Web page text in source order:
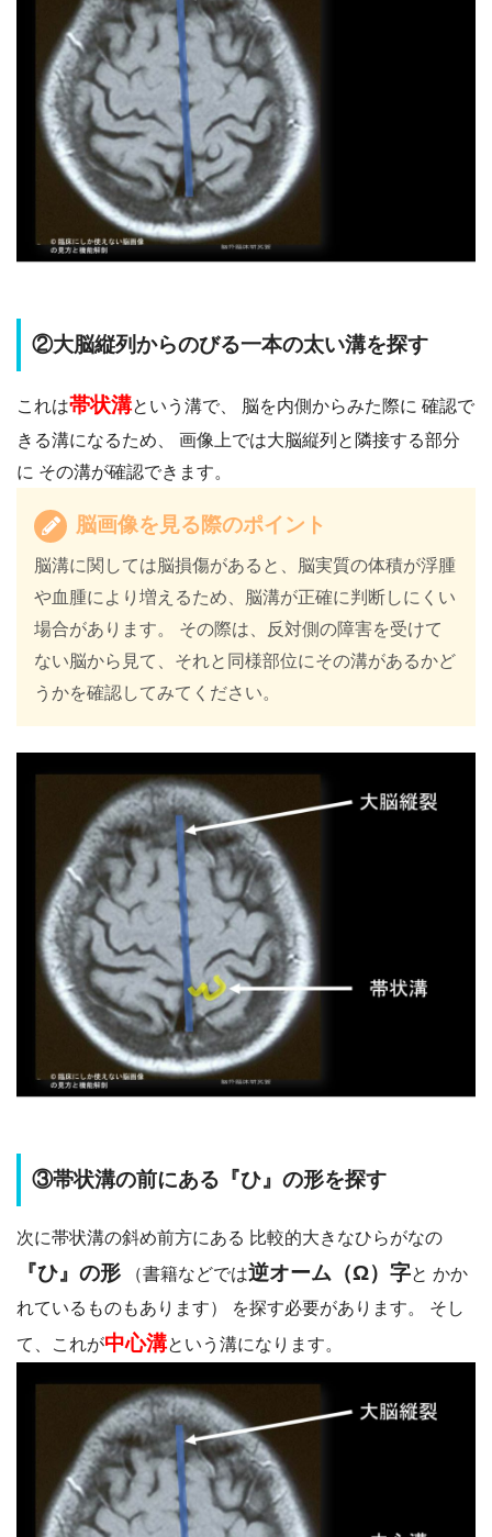
②大脳縦列からのびる一本の太い溝を探す
これは帯状溝という溝で、
脳を内側からみた際に 確認で
きる溝になるため、
画像上では大脳縦列と隣接する部分
に その溝が確認できます。
脳画像を見る際のポイント
脳溝に関しては脳損傷があると、脳実質の体積が浮腫
や血腫により増えるため、脳溝が正確に判断しにくい
場合があります。 その際は、反対側の障害を受けて
ない脳から見て、それと同様部位にその溝があるかど
うかを確認してみてください。
③帯状溝の前にある『ひ』の形を探す
次に帯状溝の斜め前方にある 比較的大きなひらがなの
『ひ』の形 （書籍などでは逆オーム（Ω）字と かか
れているものもあります） を探す必要があります。 そし
て、これが中心溝という溝になります。